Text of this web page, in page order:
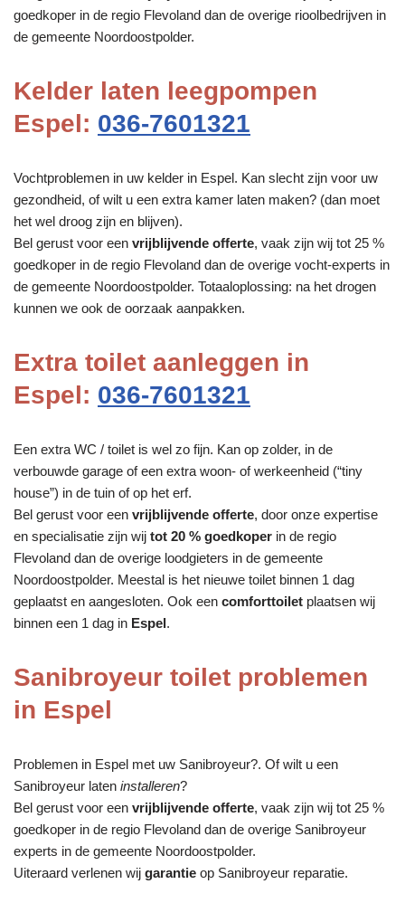
goedkoper in de regio Flevoland dan de overige rioolbedrijven in
de gemeente Noordoostpolder.
Kelder laten leegpompen
Espel: 036-7601321
Vochtproblemen in uw kelder in Espel. Kan slecht zijn voor uw
gezondheid, of wilt u een extra kamer laten maken? (dan moet
het wel droog zijn en blijven).
Bel gerust voor een vrijblijvende offerte, vaak zijn wij tot 25 %
goedkoper in de regio Flevoland dan de overige vocht-experts in
de gemeente Noordoostpolder. Totaaloplossing: na het drogen
kunnen we ook de oorzaak aanpakken.
Extra toilet aanleggen in
Espel: 036-7601321
Een extra WC / toilet is wel zo fijn. Kan op zolder, in de
verbouwde garage of een extra woon- of werkeenheid (“tiny
house”) in de tuin of op het erf.
Bel gerust voor een vrijblijvende offerte, door onze expertise
en specialisatie zijn wij tot 20 % goedkoper in de regio
Flevoland dan de overige loodgieters in de gemeente
Noordoostpolder. Meestal is het nieuwe toilet binnen 1 dag
geplaatst en aangesloten. Ook een comforttoilet plaatsen wij
binnen een 1 dag in Espel.
Sanibroyeur toilet problemen
in Espel
Problemen in Espel met uw Sanibroyeur?. Of wilt u een
Sanibroyeur laten installeren?
Bel gerust voor een vrijblijvende offerte, vaak zijn wij tot 25 %
goedkoper in de regio Flevoland dan de overige Sanibroyeur
experts in de gemeente Noordoostpolder.
Uiteraard verlenen wij garantie op Sanibroyeur reparatie.